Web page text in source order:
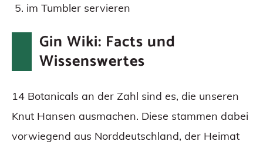
im Tumbler servieren
Gin Wiki: Facts und
Wissenswertes
14 Botanicals an der Zahl sind es, die unseren
Knut Hansen ausmachen. Diese stammen dabei
vorwiegend aus Norddeutschland, der Heimat